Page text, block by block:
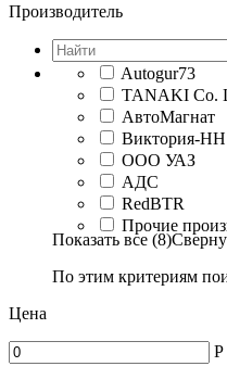
Производитель
Autogur73
TANAKI Co.
АвтоМагнат
Виктория-НН
ООО УАЗ
АДС
RedBTR
Прочие
Показать все (8)
По этим критериям
Цена
Р